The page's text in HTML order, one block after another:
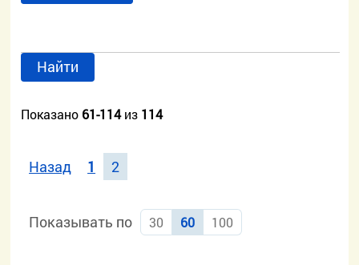
Найти
Показано 61-114из 114
Назад 1 2
Показывать по 30 60 100